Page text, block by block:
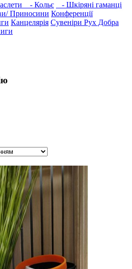
- Кольє
- Шкіряні гаманці
Приносини Конференції
Канцелярія Сувеніри Рух Добра